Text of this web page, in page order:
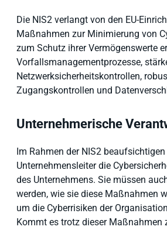
Die NIS2 verlangt von den EU-
Maßnahmen zur Minimierung von
zum Schutz ihrer Vermögenswerte
Vorfallsmanagementprozesse,
Netzwerksicherheitskontrollen,
Zugangskontrollen und
Unternehmerische
Im Rahmen der NIS2
Unternehmensleiter die
des Unternehmens. Sie müssen
werden, wie sie diese Maßnahmen
um die Cyberrisiken der
Kommt es trotz dieser Maßnahmen